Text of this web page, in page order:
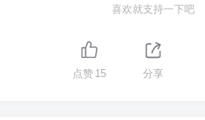
喜欢就支持一下吧
点赞 15 分享